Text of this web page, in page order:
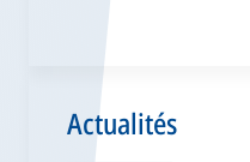
Actualités